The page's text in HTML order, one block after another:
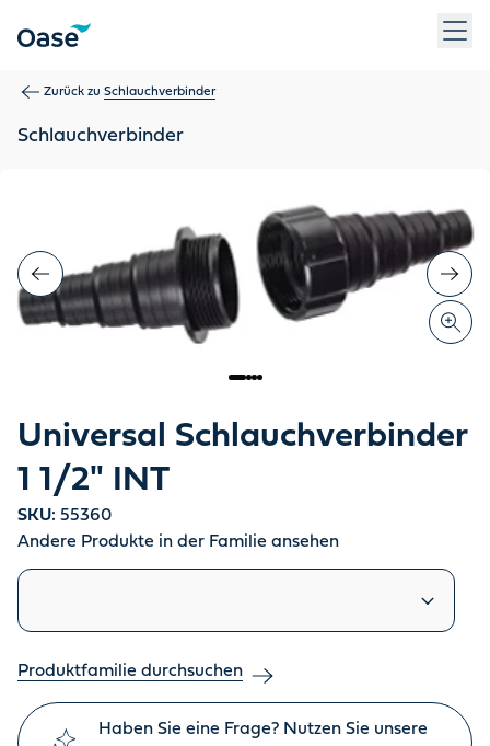
Zurück zu Schlauchverbinder
Schlauchverbinder
Universal Schlauchverbinder
1 1/2" INT
SKU: 55360
Andere Produkte in der Familie ansehen
Ähnliche Produkte
Produktfamilie durchsuchen
Haben Sie eine Frage? Nutzen Sie unsere